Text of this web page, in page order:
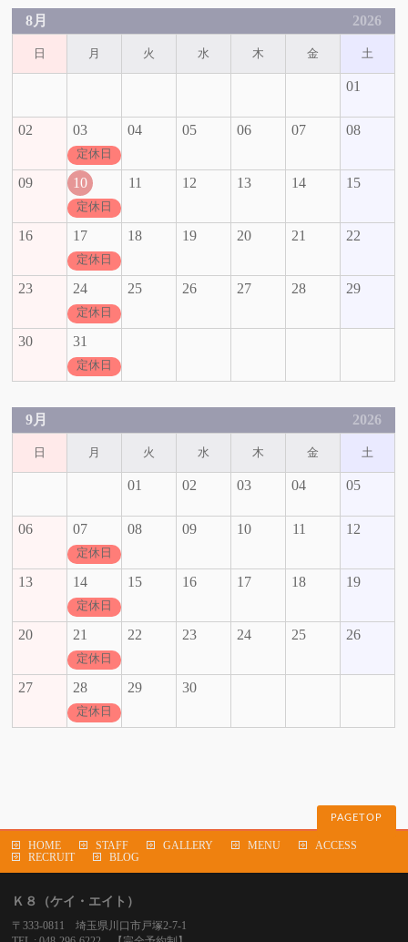
8月 2026
日 月 火 水 木 金 土
01
02 03
定休日
04 05 06 07 08
09 10
定休日
11 12 13 14 15
16 17
定休日
18 19 20 21 22
23 24
定休日
25 26 27 28 29
30 31
定休日
9月 2026
日 月 火 水 木 金 土
01 02 03 04 05
06 07
定休日
08 09 10 11 12
13 14
定休日
15 16 17 18 19
20 21
定休日
22 23 24 25 26
27 28
定休日
29 30
PAGETOP
HOME STAFF GALLERY MENU
ACCESS
RECRUIT
BLOG
Ｋ８（ケイ・エイト）
〒333-0811 埼玉県川口市戸塚2-7-1